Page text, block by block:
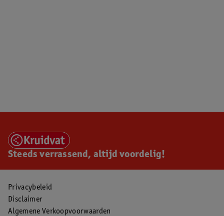
Steeds verrassend, altijd voordelig!
Privacybeleid
Disclaimer
Algemene Verkoopvoorwaarden